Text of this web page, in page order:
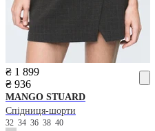
₴ 1 899
₴ 936
MANGO STUARD
Спідниця-шорти
32 34 36 38 40